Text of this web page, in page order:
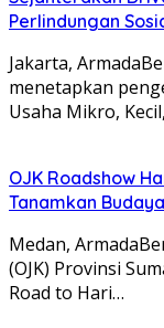
Perlindungan
Jakarta,
menetapkan
Usaha Mikro,
OJK Roadshow
Tanamkan
Medan,
(OJK) Provinsi
Road to Hari…